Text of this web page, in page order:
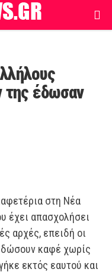
της έδωσαν
στη Νέα
έχει απασχολήσει
αρχές, επειδή οι
δώσουν καφέ χωρίς
εκτός εαυτού και